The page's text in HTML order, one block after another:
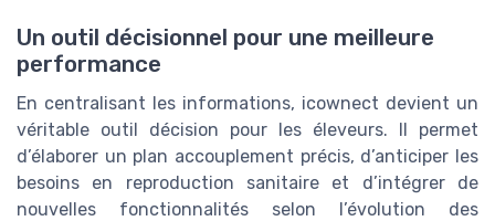
Un outil décisionnel pour une meilleure
performance
En centralisant les informations, icownect devient un
véritable outil décision pour les éleveurs. Il permet
d’élaborer un plan accouplement précis, d’anticiper les
besoins en reproduction sanitaire et d’intégrer de
nouvelles fonctionnalités selon l’évolution des